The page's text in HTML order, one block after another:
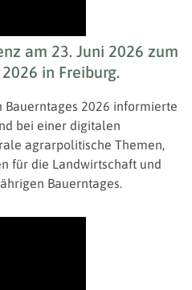
am 23. Juni 2026 zum
in Freiburg.
Bauerntages 2026 informierte
bei einer digitalen
agrarpolitische Themen,
für die Landwirtschaft und
Bauerntages.